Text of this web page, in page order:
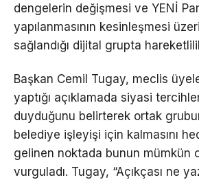
dengelerin değişmesi ve YENİ
yapılanmasının kesinleşmesi
sağlandığı dijital grupta
Başkan Cemil Tugay, meclis
yaptığı açıklamada siyasi
duyduğunu belirterek ortak
belediye işleyişi için kalmasını
gelinen noktada bunun mümkün
vurguladı. Tugay, “Açıkçası ne